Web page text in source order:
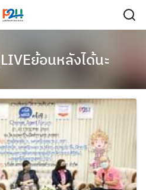
ย้อนหลังได้นะ